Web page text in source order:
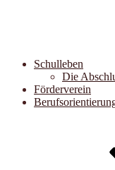
Schulleben
Die
Förderverein